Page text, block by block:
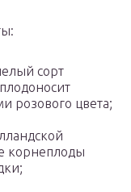
сорт
розового цвета;
корнеплоды